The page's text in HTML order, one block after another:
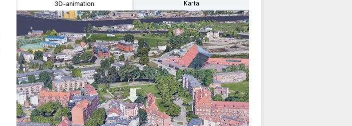
3D-animation Karta